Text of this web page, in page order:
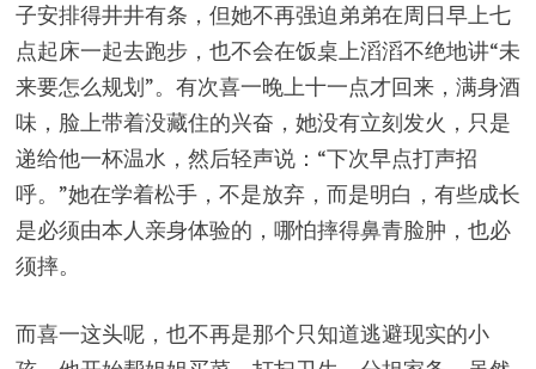
子安排得井井有条，但她不再强迫弟弟在周日早上七
点起床一起去跑步，也不会在饭桌上滔滔不绝地讲“未
来要怎么规划”。有次喜一晚上十一点才回来，满身酒
味，脸上带着没藏住的兴奋，她没有立刻发火，只是
递给他一杯温水，然后轻声说：“下次早点打声招
呼。”她在学着松手，不是放弃，而是明白，有些成长
是必须由本人亲身体验的，哪怕摔得鼻青脸肿，也必
须摔。
而喜一这头呢，也不再是那个只知道逃避现实的小